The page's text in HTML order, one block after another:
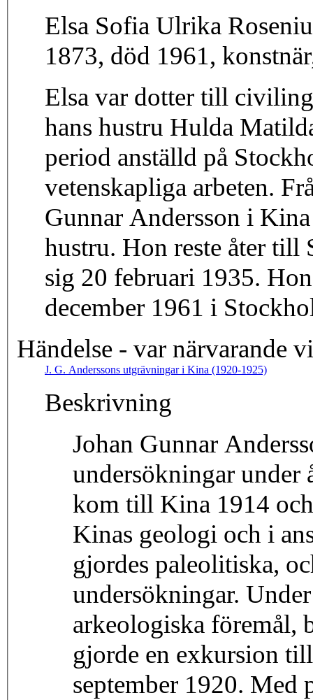
Elsa Sofia Ulrika
1873, död 1961,
Elsa var dotter till
hans hustru Hulda
period anställd på
vetenskapliga arbeten.
Gunnar Andersson i
hustru. Hon reste åter
sig 20 februari 1935.
december 1961 i
Händelse - var närvarande
J. G. Anderssons utgrävningar i Kina (1920-1925)
Beskrivning
Johan Gunnar
undersökningar under
kom till Kina 1914
Kinas geologi och i
gjordes paleolitiska,
undersökningar.
arkeologiska föremål,
gjorde en exkursion
september 1920. Med